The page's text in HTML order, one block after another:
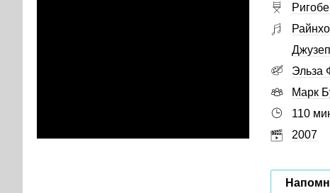
Эльза
Марк
110
2007